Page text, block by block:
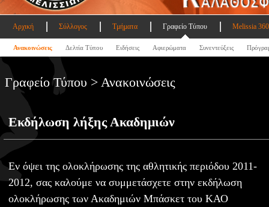
Αρχική Σύλλογος Τμήματα Γραφείο Τύπου Melissia
Ανακοινώσεις Δελτία Τύπου Ειδήσεις Αφιερώματα Συνεντεύξεις
Γραφείο Τύπου > Ανακοινώσεις
Εκδήλωση λήξης Ακαδημιών
Εν όψει της ολοκλήρωσης της αθλητικής περιόδου 2011-
2012, σας καλούμε να συμμετάσχετε στην εκδήλωση
ολοκλήρωσης των Ακαδημιών Μπάσκετ του ΚΑΟ